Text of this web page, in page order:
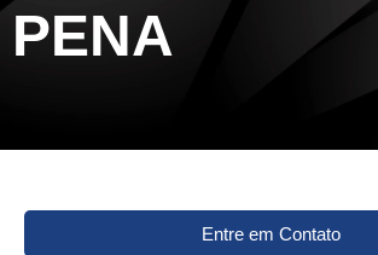
PENA
Entre em Contato